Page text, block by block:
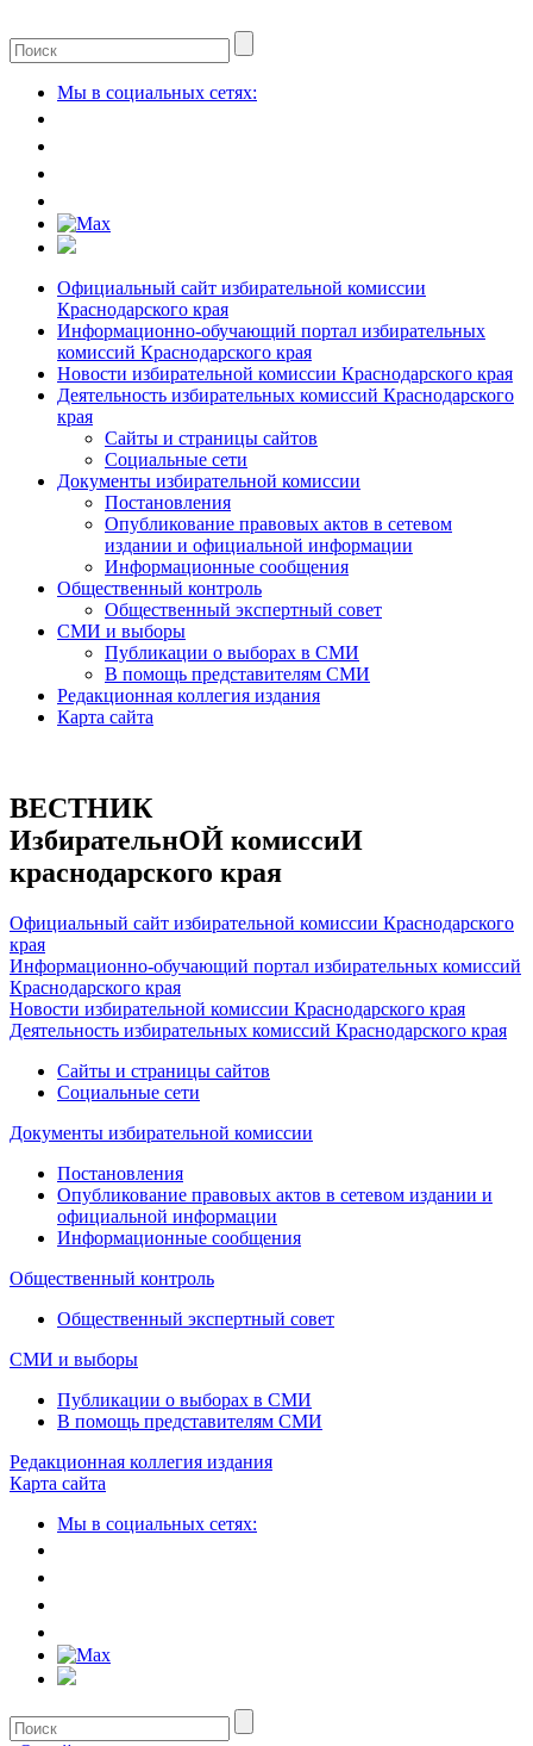
Мы в социальных сетях:
Официальный сайт избирательной комиссии
Краснодарского края
Информационно-обучающий портал избирательных
комиссий Краснодарского края
Новости избирательной комиссии Краснодарского края
Деятельность избирательных комиссий Краснодарского
края
Сайты и страницы сайтов
Социальные сети
Документы избирательной комиссии
Постановления
Опубликование правовых актов в сетевом
издании и официальной информации
Информационные сообщения
Общественный контроль
Общественный экспертный совет
СМИ и выборы
Публикации о выборах в СМИ
В помощь представителям СМИ
Редакционная коллегия издания
Карта сайта
ВЕСТНИК
ИзбирательнОЙ комиссиИ
краснодарского края
Официальный сайт избирательной комиссии Краснодарского
края
Информационно-обучающий портал избирательных комиссий
Краснодарского края
Новости избирательной комиссии Краснодарского края
Деятельность избирательных комиссий Краснодарского края
Сайты и страницы сайтов
Социальные сети
Документы избирательной комиссии
Постановления
Опубликование правовых актов в сетевом издании и
официальной информации
Информационные сообщения
Общественный контроль
Общественный экспертный совет
СМИ и выборы
Публикации о выборах в СМИ
В помощь представителям СМИ
Редакционная коллегия издания
Карта сайта
Мы в социальных сетях: